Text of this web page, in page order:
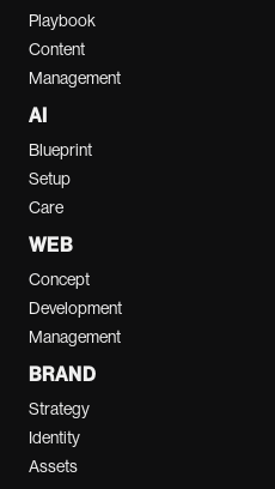
Playbook
Content
Management
AI
Blueprint
Setup
Care
WEB
Concept
Development
Management
BRAND
Strategy
Identity
Assets